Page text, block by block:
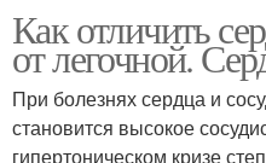
Как отличить
от легочной.
При болезнях сердца и
становится высокое
гипертоническом кризе